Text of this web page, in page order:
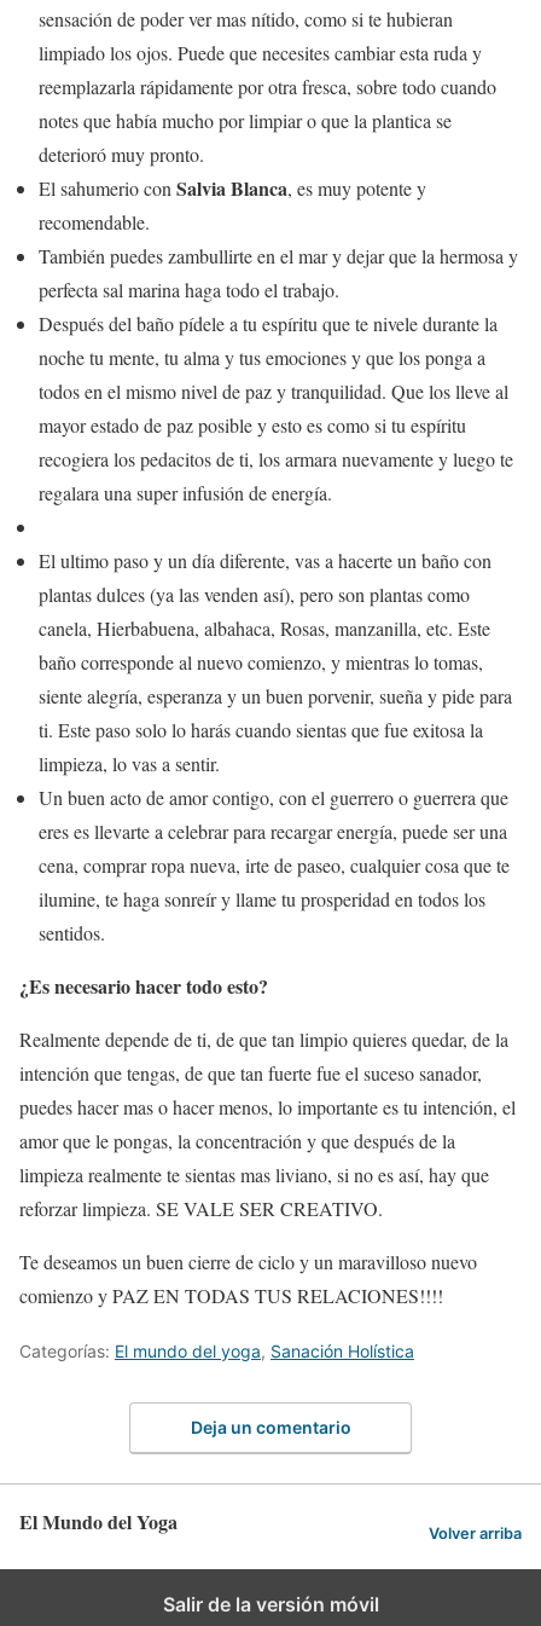
sensación de poder ver mas nítido, como si te hubieran
limpiado los ojos. Puede que necesites cambiar esta ruda y
reemplazarla rápidamente por otra fresca, sobre todo cuando
notes que había mucho por limpiar o que la plantica se
deterioró muy pronto.
El sahumerio con Salvia Blanca, es muy potente y
recomendable.
También puedes zambullirte en el mar y dejar que la hermosa y
perfecta sal marina haga todo el trabajo.
Después del baño pídele a tu espíritu que te nivele durante la
noche tu mente, tu alma y tus emociones y que los ponga a
todos en el mismo nivel de paz y tranquilidad. Que los lleve al
mayor estado de paz posible y esto es como si tu espíritu
recogiera los pedacitos de ti, los armara nuevamente y luego te
regalara una super infusión de energía.
El ultimo paso y un día diferente, vas a hacerte un baño con
plantas dulces (ya las venden así), pero son plantas como
canela, Hierbabuena, albahaca, Rosas, manzanilla, etc. Este
baño corresponde al nuevo comienzo, y mientras lo tomas,
siente alegría, esperanza y un buen porvenir, sueña y pide para
ti. Este paso solo lo harás cuando sientas que fue exitosa la
limpieza, lo vas a sentir.
Un buen acto de amor contigo, con el guerrero o guerrera que
eres es llevarte a celebrar para recargar energía, puede ser una
cena, comprar ropa nueva, irte de paseo, cualquier cosa que te
ilumine, te haga sonreír y llame tu prosperidad en todos los
sentidos.
¿Es necesario hacer todo esto?
Realmente depende de ti, de que tan limpio quieres quedar, de la
intención que tengas, de que tan fuerte fue el suceso sanador,
puedes hacer mas o hacer menos, lo importante es tu intención, el
amor que le pongas, la concentración y que después de la
limpieza realmente te sientas mas liviano, si no es así, hay que
reforzar limpieza. SE VALE SER CREATIVO.
Te deseamos un buen cierre de ciclo y un maravilloso nuevo
comienzo y PAZ EN TODAS TUS RELACIONES!!!!
Categorías: El mundo del yoga, Sanación Holística
Deja un comentario
El Mundo del Yoga Volver arriba
Salir de la versión móvil